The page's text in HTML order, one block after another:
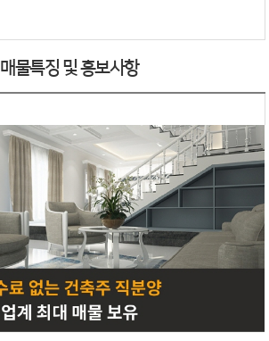
매물특징 및 홍보사항